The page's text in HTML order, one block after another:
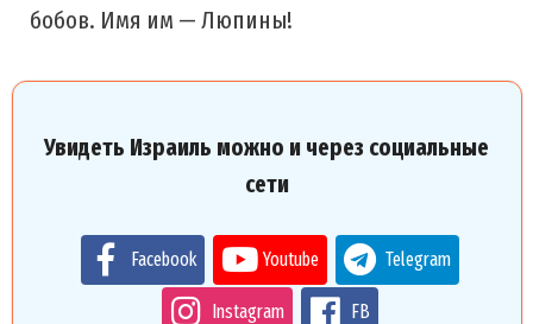
бобов. Имя им — Люпины!
Увидеть Израиль можно и через социальные
сети
Facebook Youtube Telegram
Instagram FB